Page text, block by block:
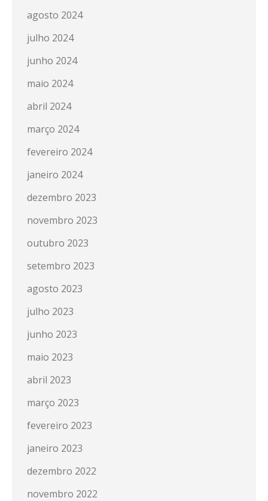
agosto 2024
julho 2024
junho 2024
maio 2024
abril 2024
março 2024
fevereiro 2024
janeiro 2024
dezembro 2023
novembro 2023
outubro 2023
setembro 2023
agosto 2023
julho 2023
junho 2023
maio 2023
abril 2023
março 2023
fevereiro 2023
janeiro 2023
dezembro 2022
novembro 2022